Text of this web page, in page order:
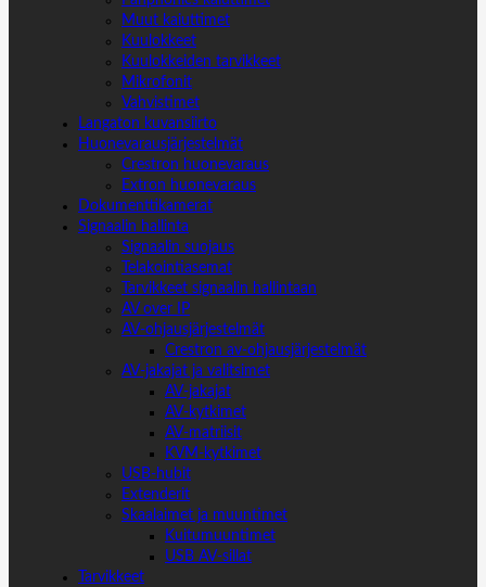
Muut kaiuttimet
Kuulokkeet
Kuulokkeiden tarvikkeet
Mikrofonit
Vahvistimet
Langaton kuvansiirto
Huonevarausjärjestelmät
Crestron huonevaraus
Extron huonevaraus
Dokumenttikamerat
Signaalin hallinta
Signaalin suojaus
Telakointiasemat
Tarvikkeet signaalin hallintaan
AV over IP
AV-ohjausjärjestelmät
Crestron av-ohjausjärjestelmät
AV-jakajat ja valitsimet
AV-jakajat
AV-kytkimet
AV-matriisit
KVM-kytkimet
USB-hubit
Extenderit
Skaalaimet ja muuntimet
Kuitumuuntimet
USB AV-sillat
Tarvikkeet